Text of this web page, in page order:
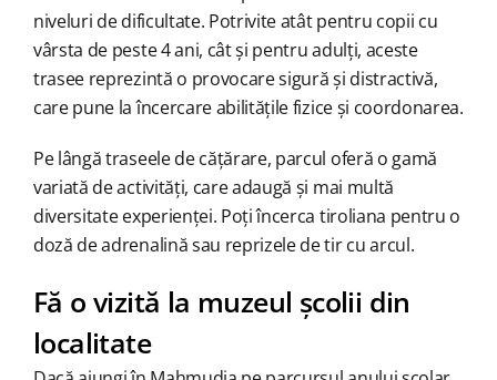
niveluri de dificultate. Potrivite atât pentru copii cu
vârsta de peste 4 ani, cât și pentru adulți, aceste
trasee reprezintă o provocare sigură și distractivă,
care pune la încercare abilitățile fizice și coordonarea.
Pe lângă traseele de cățărare, parcul oferă o gamă
variată de activități, care adaugă și mai multă
diversitate experienței. Poți încerca tiroliana pentru o
doză de adrenalină sau reprizele de tir cu arcul.
Fă o vizită la muzeul școlii din
localitate